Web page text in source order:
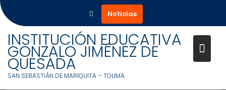
Noticias
INSTITUCIÓN EDUCATIVA
GONZALO JIMÉNEZ DE
QUESADA
SAN SEBASTIÁN DE MARIQUITA – TOLIMA